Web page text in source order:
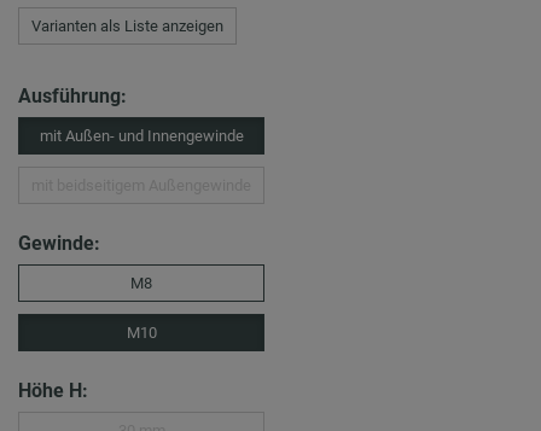
Varianten als Liste anzeigen
Ausführung:
mit Außen- und Innengewinde
Gewinde:
M8
M10
Höhe H: